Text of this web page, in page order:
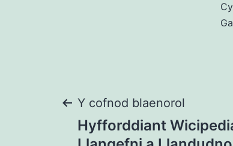
Llywio
Y cofnod blaenorol
Hyfforddiant